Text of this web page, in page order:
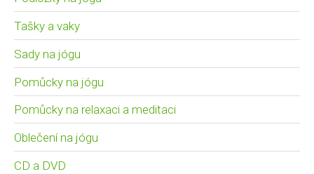
Tašky a vaky
Sady na jógu
Pomůcky na jógu
Pomůcky na relaxaci a meditaci
Oblečení na jógu
CD a DVD